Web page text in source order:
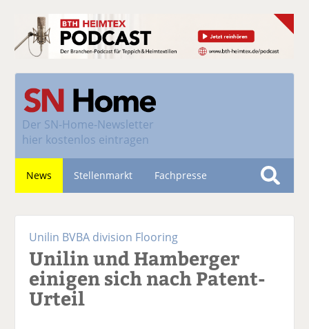
Der SN-Home-Newsletter
hier kostenlos eintragen
News Stellenmarkt Fachpresse
S
Unilin BVBA division Flooring
Unilin und Hamberger
einigen sich nach Patent-
Urteil